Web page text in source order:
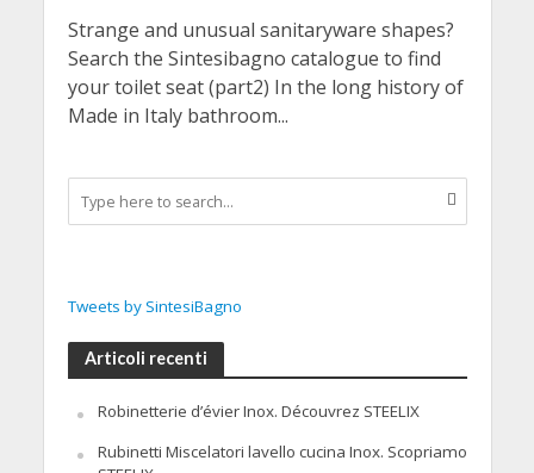
Strange and unusual sanitaryware shapes?
Search the Sintesibagno catalogue to find
your toilet seat (part2) In the long history of
Made in Italy bathroom...
Tweets by SintesiBagno
Articoli recenti
Robinetterie d’évier Inox. Découvrez STEELIX
Rubinetti Miscelatori lavello cucina Inox. Scopriamo